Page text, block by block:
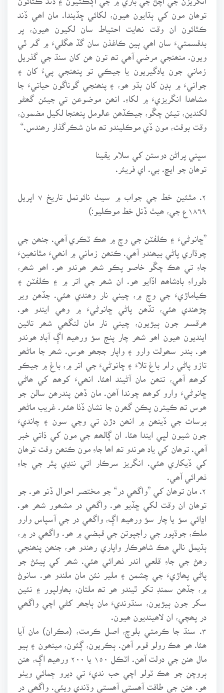
توھان مون کي ٻڌايون ھيون، لکائي ڇڏيندا. مان اھي ڏند
ڪٿائون ان وقت نھايت احتياط سان لکيون ھيون، پر
بدقسمتيءَ سان اھي ٻين ڪاغذن سان گڏ ھگليءَ ۾ گم ٿي
ويون. منھنجي مرضي آھي تھ تون ھن کان سنڌ جي گذريل
زماني جون يادگيريون يا جيڪي تو پنھنجي پيءُ کان ۽
جوانيءَ ۾ ٻڍن کان ٻڌو ھو، ۽ پنھنجي گوناگون حياتيءَ جا
مشاھدا انگريزيءَ ۾ لکاءِ. انھن موضوعن تي جيئن گھڻو
لکندين، تيئن چڱو، جيڪڏھن عالومل پنھنجا لکيل مضمون،
وقت بوقت، مون ڏي موڪليندو تھ مان شڪرگذار رھندس.“
سڀني پراڻن دوستن کي سلام يقينا
توھان جو ايڇ. بي. اي فريئر.
٢. مٿئين خط جي جواب ۾ سيٺ نائونمل تاريخ ٧ اپريل
”ڇانوڻيءَ ۽ ڪلفٽن جي وچ ۾ ھڪ ٽڪري آھي. جنھن جي
چوڌاري پاڻي بيھندو آھي. ڪنھن زماني ۾ انھيءَ مٿانھينءَ
جاءِ تي ھڪ چڱو خاصو پڪو شھر ھوندو ھو. اھو شھر،
دلوراءِ بادشاھھ اڏايو ھو. ان شھر جي اتر ۾ ۽ ڪلفٽن ۽
ڪياماڙيءَ جي وچ ۾، چيني نار وھندي ھئي. جڏھن وير
چڙھندي ھئي، تڏھن پاڻي ڇانوڻيءَ ۾ وھي ايندو ھو.
ھرقسم جون ٻيڙيون، چيني نار مان لنگھي شھر تائين
اينديون ھيون اھو شھر چار پنج سؤ ورھيھ اڳ آباد ھوندو
ھو. بندر سھولت وارو ۽ واپار ججھو ھوس. شھر جا ماڻھو
تازو پاڻي رام باغ تلاءَ ۽ ڇانوڻيءَ جي اتر ۾، باغ ۾ جيڪو
کوھھ آھي، تنھن مان آڻيند اھئا. انھيءَ کوھھ کي ھاڻي
ڇانوڻيءَ وارو کوھھ چوندا آھن. مان ڏھن پندرھن سالن جو
ھوس تھ ڪيترن پڪن گھرن جا نشان ڏٺا ھئم. غريب ماڻھو
برسات جي ڏينھن ۾ انھن دڙن تي وڃي سون ۽ چانديءَ
جون شيون لڀي ايندا ھئا. ان ڳالھھ جي مون کي ذاتي خبر
آھي. توھان کي ياد ھوندو تھ اھا جاءِ مون ڪنھن وقت توھان
کي ڏيکاري ھئي. انگريز سرڪار اتي ننڍي پٿر جي جاءِ
ٺھرائي آھي.
٢. مان توھان کي ”واگھي در“ جو مختصر احوال ڏنو ھو. جو
توھان ان وقت لکي ڇڏيو ھو. واگھي در مشھور شھر ھو.
اڍائي سؤ يا چار سؤ ورھيھ اڳ، واگھي در جي آسپاس وارو
ملڪ، جوڌپور جي راجپوتن جي قبضي ۾ ھو. واگھي در ۾،
ٻڌيمل نالي ھڪ شاھوڪار واپاري رھندو ھو، جنھن پنھنجي
رھڻ جي جاءِ قلعي اندر ٺھرائي ھئي. شھر کي پيئڻ جو
پاڻي پھاڙيءَ جي چشمن ۽ ملير نئن مان ملندو ھو. سانوڻ
۾، جڏھن سمنڊ تکو ٿيندو ھو تھ ملتان، بھاولپور ۽ نئين
سکر جون ٻيڙيون، سنڌونديءَ مان ٻاجھر کڻي اچي واگھي
در پھچي، ان لاھينديون ھيون.
٣. سنڌ جا ڪرمتي بلوچ، اصل ڪرمت، (مڪران) مان آيا
ھئا. ھو ھڪ رولو قوم آھن. ٻڪريون، ڳئون، مينھون ۽ ٻيو
مال ھنن جي دولت آھن. اٽڪل ١٥٠ يا ٢٠٠ ورھيھ اڳ، ھنن
ٻروچن جو ھڪ ٽولو اچي حب نديءَ تي ديرو ڄمائي ويٺو
ھو. ھنن جي طاقت آھستي آھستي وڌندي ويئي. واگھي در